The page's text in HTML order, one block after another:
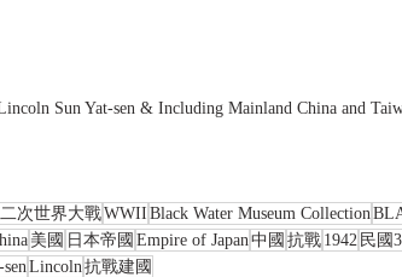
Sun Yat-sen & Including Mainland China and
次世界大戰WWII Black Water Museum Collection
美國 日本帝國 Empire of Japan 中國 抗戰 1942 民國
Lincoln 抗戰建國